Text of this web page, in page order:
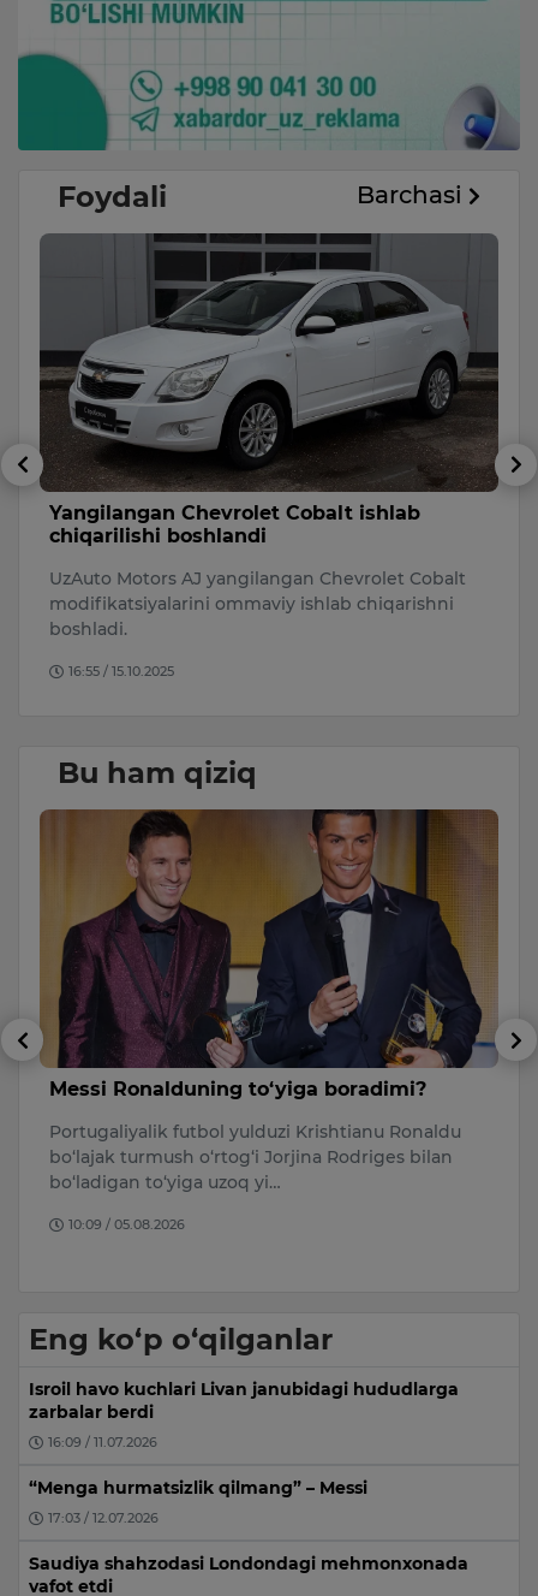
Foydali Barchasi
Yangilangan Chevrolet Cobalt ishlab
chiqarilishi boshlandi
UzAuto Motors AJ yangilangan Chevrolet Cobalt
modifikatsiyalarini ommaviy ishlab chiqarishni
boshladi.
16:55 / 15.10.2025
Bu ham qiziq
Messi Ronalduning to‘yiga boradimi?
Portugaliyalik futbol yulduzi Krishtianu Ronaldu
bo‘lajak turmush o‘rtog‘i Jorjina Rodriges bilan
bo‘ladigan to‘yiga uzoq yi…
10:09 / 05.08.2026
Eng ko‘p o‘qilganlar
Isroil havo kuchlari Livan janubidagi hududlarga
zarbalar berdi
16:09 / 11.07.2026
“Menga hurmatsizlik qilmang” – Messi
17:03 / 12.07.2026
Saudiya shahzodasi Londondagi mehmonxonada
vafot etdi